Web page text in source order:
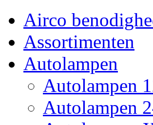
Airco
Assortimenten
Autolampen
Autolampen
Autolampen